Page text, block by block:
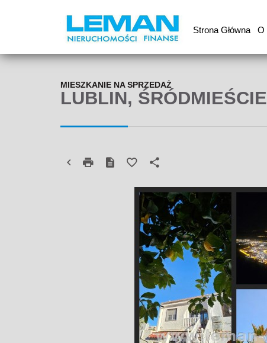
Strona Główna O
LUBLIN,
MIESZKANIE NA SPRZEDAŻ